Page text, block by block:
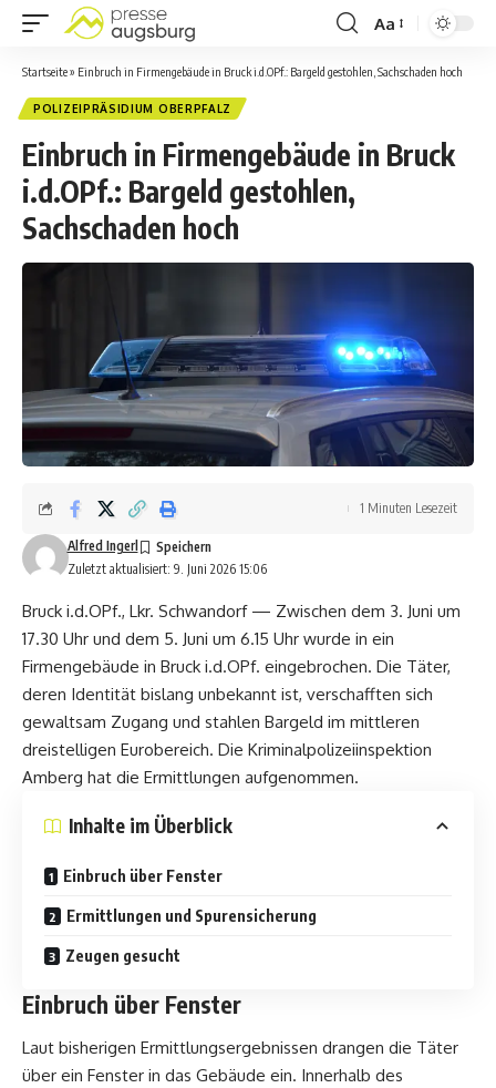
Aa
Startseite» Einbruch in Firmengebäude in Bruck i.d.OPf.: Bargeld gestohlen, Sachschaden hoch
POLIZEIPRÄSIDIUM OBERPFALZ
Einbruch in Firmengebäude in Bruck
i.d.OPf.: Bargeld gestohlen,
Sachschaden hoch
Zuletzt aktualisiert: 9. Juni 2026 15:06
Alfred Ingerl
1 Minuten Lesezeit
Bruck i.d.OPf., Lkr. Schwandorf — Zwischen dem 3. Juni um
17.30 Uhr und dem 5. Juni um 6.15 Uhr wurde in ein
Firmengebäude in Bruck i.d.OPf. eingebrochen. Die Täter,
deren Identität bislang unbekannt ist, verschafften sich
gewaltsam Zugang und stahlen Bargeld im mittleren
dreistelligen Eurobereich. Die Kriminalpolizeiinspektion
Amberg hat die Ermittlungen aufgenommen.
Inhalte im Überblick
Einbruch über Fenster
Ermittlungen und Spurensicherung
Zeugen gesucht
Einbruch über Fenster
Laut bisherigen Ermittlungsergebnissen drangen die Täter
über ein Fenster in das Gebäude ein. Innerhalb des